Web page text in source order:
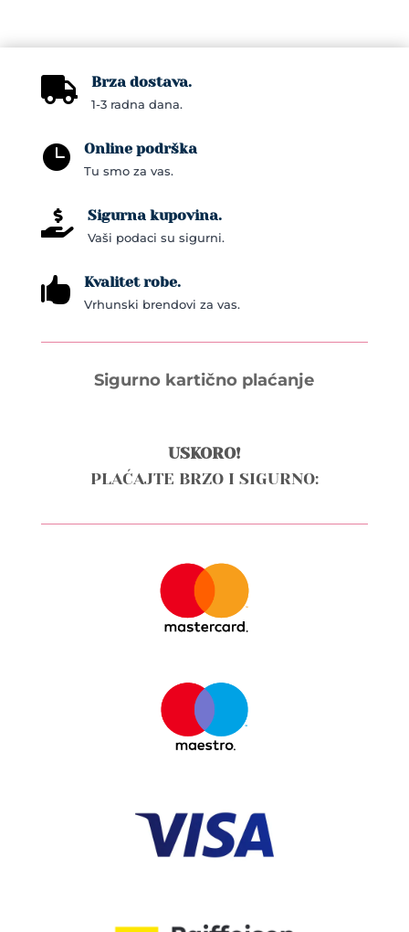
 Brza dostava.
1-3 radna dana.
 Online podrška
Tu smo za vas.
 Sigurna kupovina.
Vaši podaci su sigurni.
 Kvalitet robe.
Vrhunski brendovi za vas.
Sigurno kartično plaćanje
USKORO!
PLAĆAJTE BRZO I SIGURNO: